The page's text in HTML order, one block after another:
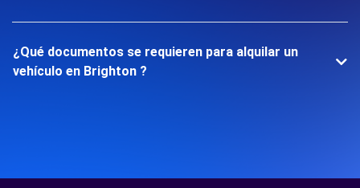
¿Qué documentos se requieren para alquilar un
vehículo en Brighton ?